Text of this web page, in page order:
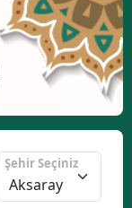
Şehir Seçiniz